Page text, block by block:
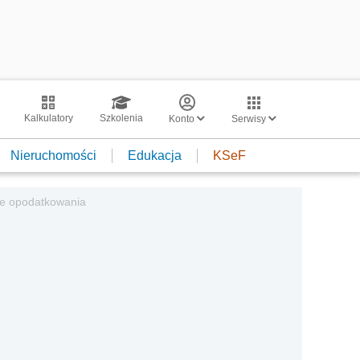
Kalkulatory Szkolenia Konto Serwisy
Nieruchomości Edukacja KSeF
opodatkowania